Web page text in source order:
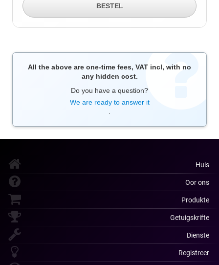
BESTEL
All the above are one-time fees, VAT incl, with no
any hidden cost.
Do you have a question?
We are ready to answer it
Huis
Oor ons
Produkte
Getuigskrifte
Dienste
Registreer